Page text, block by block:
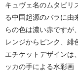
キュヴェ名のムタビリ
る中国起源のバラに由
らの色は濃い赤ですが
レンジからピンク、緋
エチケットデザインは
ッカの手による水彩画